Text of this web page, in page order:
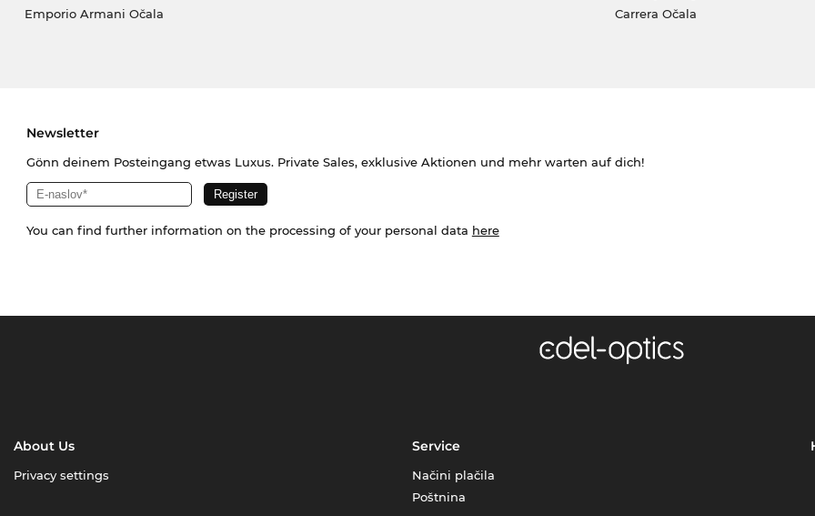
Emporio Armani Očala
Carrera Očala
Newsletter
Gönn deinem Posteingang etwas Luxus. Private Sales, exklusive Aktionen und mehr warten auf dich!
You can find further information on the processing of your personal data here
About Us
Privacy settings
Service
Načini plačila
Poštnina